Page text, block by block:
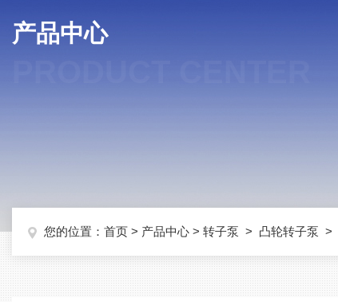
产品中心
您的位置： 首页 > 产品中心 > 转子泵 > 凸轮转子泵 >